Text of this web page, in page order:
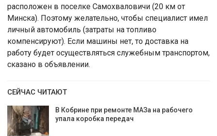
расположен в поселке Самохваловичи (20 км от
Минска). Поэтому желательно, чтобы специалист имел
личный автомобиль (затраты на топливо
компенсируют). Если машины нет, то доставка на
работу будет осуществляться служебным транспортом,
сказано в объявлении.
СЕЙЧАС ЧИТАЮТ
В Кобрине при ремонте МАЗа на рабочего
упала коробка передач